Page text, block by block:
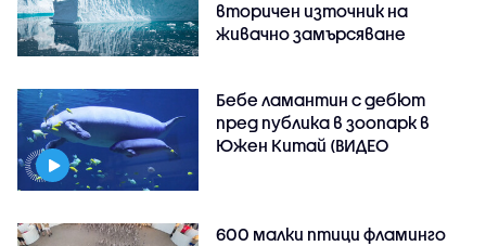
вторичен източник на
живачно замърсяване
Бебе ламантин с дебют
пред публика в зоопарк в
Южен Китай (ВИДЕО
600 малки птици фламинго